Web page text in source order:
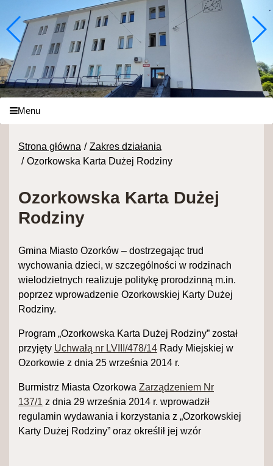
Menu
Strona główna
Zakres działania
Ozorkowska Karta Dużej Rodziny
Ozorkowska Karta Dużej
Rodziny
Gmina Miasto Ozorków – dostrzegając trud
wychowania dzieci, w szczególności w rodzinach
wielodzietnych realizuje politykę prorodzinną m.in.
poprzez wprowadzenie Ozorkowskiej Karty Dużej
Rodziny.
Program „Ozorkowska Karta Dużej Rodziny” został
przyjęty Uchwałą nr LVIII/478/14 Rady Miejskiej w
Ozorkowie z dnia 25 września 2014 r.
Burmistrz Miasta Ozorkowa Zarządzeniem Nr
137/1 z dnia 29 września 2014 r. wprowadził
regulamin wydawania i korzystania z „Ozorkowskiej
Karty Dużej Rodziny” oraz określił jej wzór